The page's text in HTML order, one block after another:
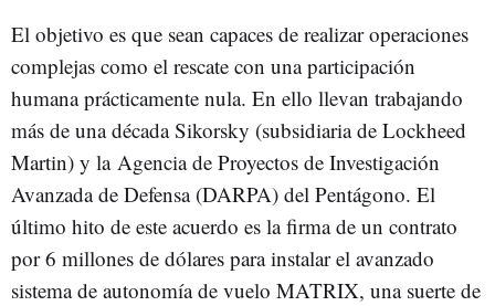
El objetivo es que sean capaces de realizar operaciones
complejas como el rescate con una participación
humana prácticamente nula. En ello llevan trabajando
más de una década Sikorsky (subsidiaria de Lockheed
Martin) y la Agencia de Proyectos de Investigación
Avanzada de Defensa (DARPA) del Pentágono. El
último hito de este acuerdo es la firma de un contrato
por 6 millones de dólares para instalar el avanzado
sistema de autonomía de vuelo MATRIX, una suerte de